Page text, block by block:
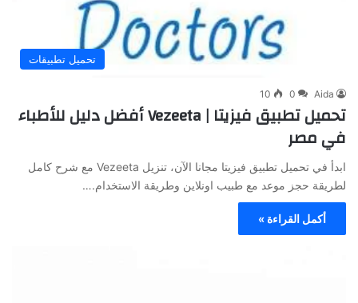
تحميل تطبيقات
Aida
0
10
تحميل تطبيق فيزيتا | Vezeeta أفضل دليل للأطباء
في مصر
ابدأ في تحميل تطبيق فيزيتا مجانا الآن، تنزيل Vezeeta مع شرح كامل
لطريقة حجز موعد مع طبيب اونلاين وطريقة الاستخدام.…
أكمل القراءة »